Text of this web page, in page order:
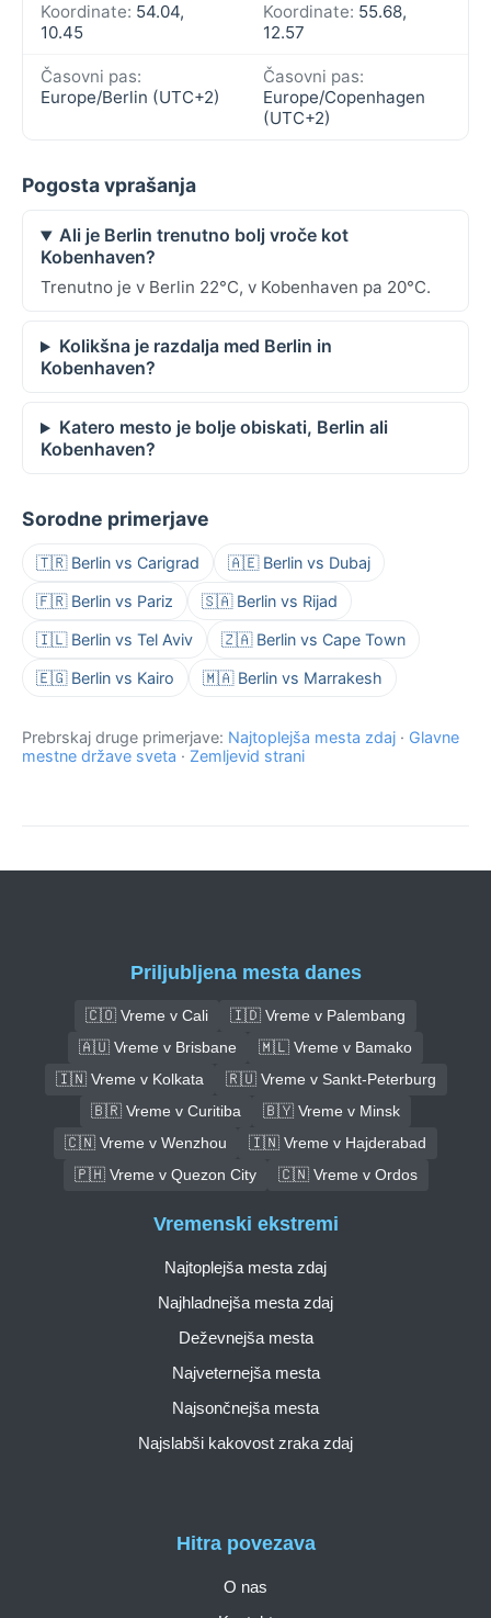
Koordinate: 54.04,
10.45
Koordinate: 55.68,
12.57
Časovni pas:
Europe/Berlin (UTC+2)
Časovni pas:
Europe/Copenhagen
(UTC+2)
Pogosta vprašanja
Ali je Berlin trenutno bolj vroče kot
Kobenhaven?
Trenutno je v Berlin 22°C, v Kobenhaven pa 20°C.
Kolikšna je razdalja med Berlin in
Kobenhaven?
Katero mesto je bolje obiskati, Berlin ali
Kobenhaven?
Sorodne primerjave
🇹🇷 Berlin vs Carigrad 🇦🇪 Berlin vs Dubaj
🇫🇷 Berlin vs Pariz 🇸🇦 Berlin vs Rijad
🇮🇱 Berlin vs Tel Aviv 🇿🇦 Berlin vs Cape Town
🇪🇬 Berlin vs Kairo 🇲🇦 Berlin vs Marrakesh
Prebrskaj druge primerjave: Najtoplejša mesta zdaj · Glavne
mestne države sveta · Zemljevid strani
Priljubljena mesta danes
🇨🇴 Vreme v Cali
🇮🇩 Vreme v Palembang
🇦🇺 Vreme v Brisbane
🇲🇱 Vreme v Bamako
🇮🇳 Vreme v Kolkata
🇷🇺 Vreme v Sankt-Peterburg
🇧🇷 Vreme v Curitiba
🇧🇾 Vreme v Minsk
🇨🇳 Vreme v Wenzhou
🇮🇳 Vreme v Hajderabad
🇵🇭 Vreme v Quezon City
🇨🇳 Vreme v Ordos
Hitra povezava
O nas
Vremenski ekstremi
Najtoplejša mesta zdaj
Najhladnejša mesta zdaj
Deževnejša mesta
Najveternejša mesta
Najsončnejša mesta
Najslabši kakovost zraka zdaj